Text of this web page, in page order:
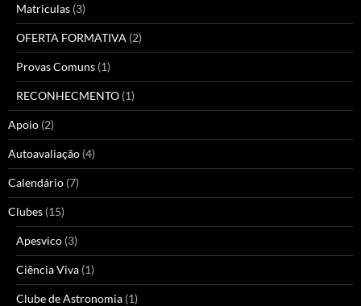
Matriculas (3)
OFERTA FORMATIVA (2)
Provas Comuns (1)
RECONHECMENTO (1)
Apoio (2)
Autoavaliação (4)
Calendário (7)
Clubes (15)
Apesvico (3)
Ciência Viva (1)
Clube de Astronomia (1)